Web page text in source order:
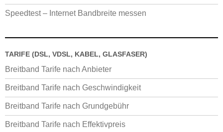
Speedtest – Internet Bandbreite messen
TARIFE (DSL, VDSL, KABEL, GLASFASER)
Breitband Tarife nach Anbieter
Breitband Tarife nach Geschwindigkeit
Breitband Tarife nach Grundgebühr
Breitband Tarife nach Effektivpreis